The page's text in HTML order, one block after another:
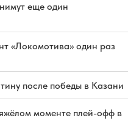
еще один
«Локомотива» один раз
после победы в Казани
моменте плей-офф в